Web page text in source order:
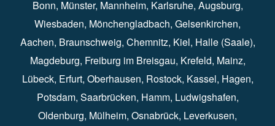
Bonn⁠⁠, Münster⁠⁠, Mannheim⁠, Karlsruhe⁠, Augsburg⁠,
Wiesbaden⁠⁠, Mönchengladbach⁠, Gelsenkirchen⁠⁠,
Aachen⁠⁠, Braunschweig⁠, Chemnitz⁠⁠, Kiel⁠, Halle (Saale)⁠⁠,
Magdeburg⁠, Freiburg im Breisgau⁠⁠, Krefeld⁠⁠, Mainz⁠⁠,
Lübeck⁠, Erfurt⁠, Oberhausen⁠⁠, Rostock⁠⁠, Kassel⁠⁠, Hagen⁠,
Potsdam⁠, Saarbrücken⁠⁠, Hamm⁠, Ludwigshafen⁠,
Oldenburg⁠, Mülheim⁠, Osnabrück⁠⁠, Leverkusen⁠,